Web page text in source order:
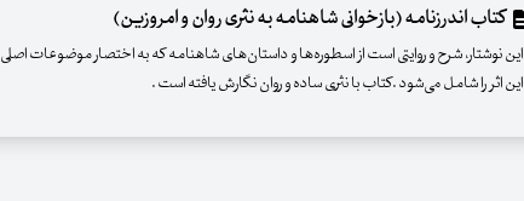
کتاب اندرزنامه (بازخوانی شاهنامه به نثری روان و امروزین)
این نوشتار، شرح و روایتی است از اسطوره‌ها و داستان‌های شاهنامه که به اختصار موضوعات اصلی
این اثر را شامل می‌شود .کتاب با نثری ساده و روان نگارش یافته است .